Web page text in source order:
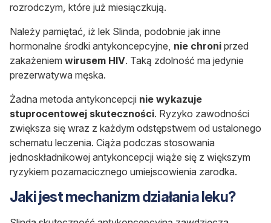
rozrodczym, które już miesiączkują.
Należy pamiętać, iż lek Slinda, podobnie jak inne
hormonalne środki antykoncepcyjne, nie chroni przed
zakażeniem wirusem HIV. Taką zdolność ma jedynie
prezerwatywa męska.
Żadna metoda antykoncepcji nie wykazuje
stuprocentowej skuteczności. Ryzyko zawodności
zwiększa się wraz z każdym odstępstwem od ustalonego
schematu leczenia. Ciąża podczas stosowania
jednoskładnikowej antykoncepcji wiąże się z większym
ryzykiem pozamacicznego umiejscowienia zarodka.
Jaki jest mechanizm działania leku?